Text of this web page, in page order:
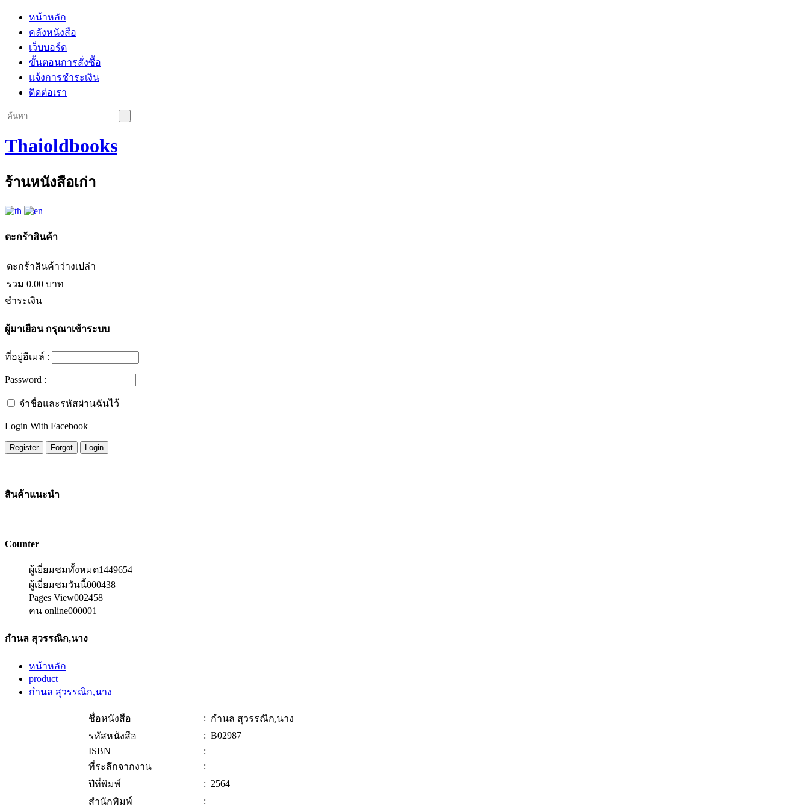
หน้าหลัก
คลังหนังสือ
เว็บบอร์ด
ขั้นตอนการสั่งซื้อ
แจ้งการชำระเงิน
ติดต่อเรา
Thaioldbooks
ร้านหนังสือเก่า
ตะกร้าสินค้า
ตะกร้าสินค้าว่างเปล่า
รวม 0.00 บาท
ชำระเงิน
ผู้มาเยือนกรุณาเข้าระบบ
ที่อยู่อีเมล์ :
Password :
จำชื่อและรหัสผ่านฉันไว้
Login With Facebook
สินค้าแนะนำ
Counter
ผู้เยี่ยมชมทั้งหมด1449654
ผู้เยี่ยมชมวันนี้000438
Pages View002458
คน online000001
กำนล สุวรรณิก,นาง
หน้าหลัก
product
กำนล สุวรรณิก,นาง
ชื่อหนังสือ : กำนล สุวรรณิก,นาง
รหัสหนังสือ
: B02987
ISBN
:
ที่ระลึกจากงาน
:
ปีที่พิมพ์
: 2564
สำนักพิมพ์
: